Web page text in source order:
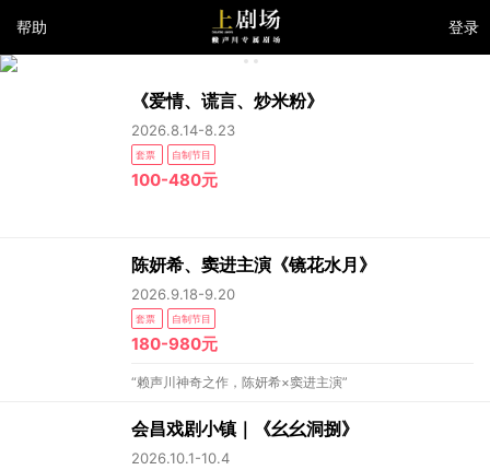
帮助 登录
《爱情、谎言、炒米粉》
2026.8.14-8.23
套票 自制节目
100-480元
陈妍希、窦进主演《镜花水月》
2026.9.18-9.20
套票 自制节目
180-980元
“赖声川神奇之作，陈妍希×窦进主演”
会昌戏剧小镇｜《幺幺洞捌》
2026.10.1-10.4